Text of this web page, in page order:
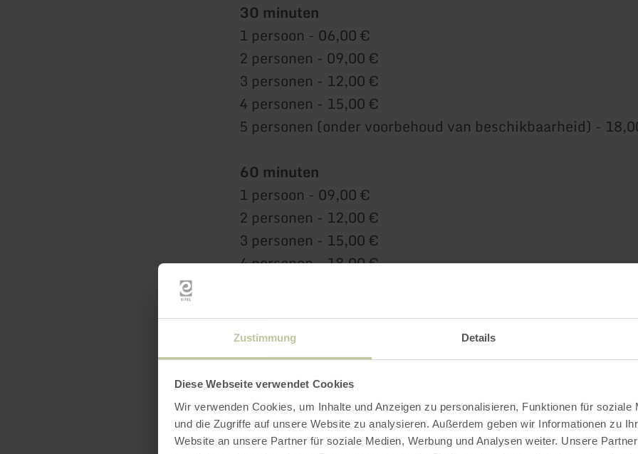
Zustimmung Details
Diese Webseite verwendet Cookies
Wir verwenden Cookies, um Inhalte und Anzeigen zu personalisieren, Funktionen für soziale
und die Zugriffe auf unsere Website zu analysieren. Außerdem geben wir Informationen zu
Website an unsere Partner für soziale Medien, Werbung und Analysen weiter. Unsere
30 minuten
1 persoon - 06,00 €
2 personen - 09,00 €
3 personen - 12,00 €
4 personen - 15,00 €
5 personen (onder voorbehoud van beschikbaarheid) -
60 minuten
1 persoon - 09,00 €
2 personen - 12,00 €
3 personen - 15,00 €
4 personen - 18,00 €
90 minuten
1 persoon - 12,00 €
2 personen - 15,00 €
3 personen - 18,00 €
4 personen - 21,00 €
5 personen (onder voorbehoud van beschikbaarheid) -